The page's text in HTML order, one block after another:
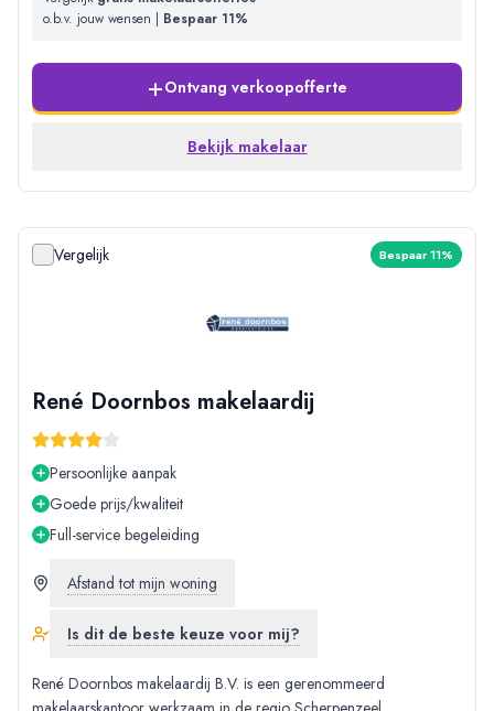
o.b.v. jouw wensen | Bespaar 11%
+Ontvang verkoopofferte
Bekijk makelaar
Vergelijk Bespaar 11%
René Doornbos makelaardij
Persoonlijke aanpak
Goede prijs/kwaliteit
Full-service begeleiding
Afstand tot mijn woning
Is dit de beste keuze voor mij?
René Doornbos makelaardij B.V. is een gerenommeerd